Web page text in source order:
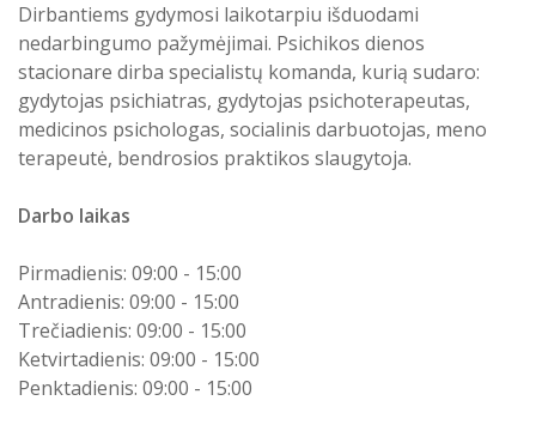
Dirbantiems gydymosi laikotarpiu išduodami
nedarbingumo pažymėjimai. Psichikos dienos
stacionare dirba specialistų komanda, kurią sudaro:
gydytojas psichiatras, gydytojas psichoterapeutas,
medicinos psichologas, socialinis darbuotojas, meno
terapeutė, bendrosios praktikos slaugytoja.
Darbo laikas
Pirmadienis: 09:00 - 15:00
Antradienis: 09:00 - 15:00
Trečiadienis: 09:00 - 15:00
Ketvirtadienis: 09:00 - 15:00
Penktadienis: 09:00 - 15:00